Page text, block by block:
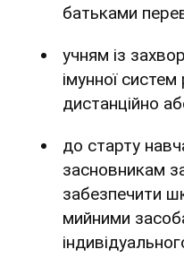
батьками
учням із
імунної
дистанційно
до старту
засновникам
забезпечити
мийними